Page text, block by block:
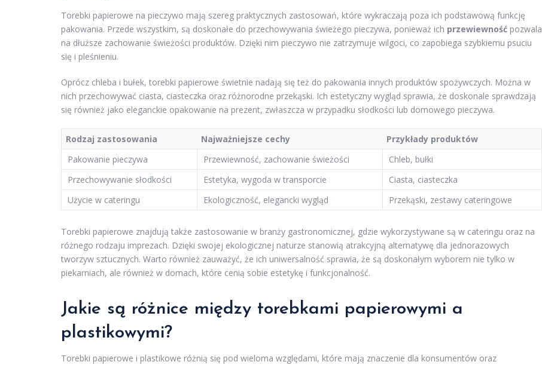
Torebki papierowe na pieczywo mają szereg praktycznych zastosowań, które wykraczają poza ich podstawową funkcję
pakowania. Przede wszystkim, są doskonałe do przechowywania świeżego pieczywa, ponieważ ich przewiewność pozwala
na dłuższe zachowanie świeżości produktów. Dzięki nim pieczywo nie zatrzymuje wilgoci, co zapobiega szybkiemu psuciu
się i pleśnieniu.
Oprócz chleba i bułek, torebki papierowe świetnie nadają się też do pakowania innych produktów spożywczych. Można w
nich przechowywać ciasta, ciasteczka oraz różnorodne przekąski. Ich estetyczny wygląd sprawia, że doskonale sprawdzają
się również jako eleganckie opakowanie na prezent, zwłaszcza w przypadku słodkości lub domowego pieczywa.
Rodzaj zastosowania Najważniejsze cechy
Przykłady produktów
Pakowanie pieczywa
Przewiewność, zachowanie świeżości
Chleb, bułki
Przechowywanie słodkości
Estetyka, wygoda w transporcie
Ciasta, ciasteczka
Użycie w cateringu
Ekologiczność, elegancki wygląd Przekąski, zestawy cateringowe
Torebki papierowe znajdują także zastosowanie w branży gastronomicznej, gdzie wykorzystywane są w cateringu oraz na
różnego rodzaju imprezach. Dzięki swojej ekologicznej naturze stanowią atrakcyjną alternatywę dla jednorazowych
tworzyw sztucznych. Warto również zauważyć, że ich uniwersalność sprawia, że są doskonałym wyborem nie tylko w
piekarniach, ale również w domach, które cenią sobie estetykę i funkcjonalność.
Jakie są różnice między torebkami papierowymi a
plastikowymi?
Torebki papierowe i plastikowe różnią się pod wieloma względami, które mają znaczenie dla konsumentów oraz